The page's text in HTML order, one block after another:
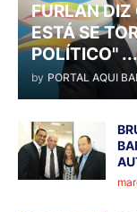
FURLAN DIZ
ESTÁ SE
POLÍTICO" ...
by PORTAL AQUI